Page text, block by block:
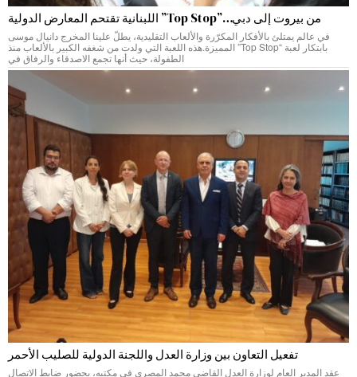
من بيروت إلى دبي…”Top Stop” اللبنانية تقتحم المعارض الدولية
في عالم يمتلئ بالأفكار المكرّرة والألعاب التقليدية، يطلّ علينا المخرج دانيال موسى
بابتكار لعبة “Top Stop” المميزة.هذه اللعبة التي ولدت من شغفه الكبير بالألعاب منذ
الطفولة، حيث أنها تجمع الاصدقاء والرفاق في
تفعيل التعاون بين وزارة العدل واللجنة الدولية للصليب الأحمر
عقد المدير العام لوزارة العدل القاضي محمد المصري في مكتبه، بحضور ضابط الاتصال